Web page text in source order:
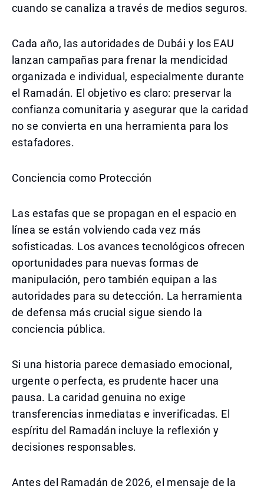
cuando se canaliza a través de medios seguros.
Cada año, las autoridades de Dubái y los EAU
lanzan campañas para frenar la mendicidad
organizada e individual, especialmente durante
el Ramadán. El objetivo es claro: preservar la
confianza comunitaria y asegurar que la caridad
no se convierta en una herramienta para los
estafadores.
Conciencia como Protección
Las estafas que se propagan en el espacio en
línea se están volviendo cada vez más
sofisticadas. Los avances tecnológicos ofrecen
oportunidades para nuevas formas de
manipulación, pero también equipan a las
autoridades para su detección. La herramienta
de defensa más crucial sigue siendo la
conciencia pública.
Si una historia parece demasiado emocional,
urgente o perfecta, es prudente hacer una
pausa. La caridad genuina no exige
transferencias inmediatas e inverificadas. El
espíritu del Ramadán incluye la reflexión y
decisiones responsables.
Antes del Ramadán de 2026, el mensaje de la